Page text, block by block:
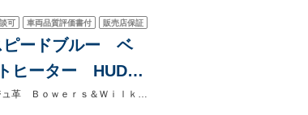
可 車両品質評価書付 販売店保証
ピードブルー ベ
ヒーター HUD
イール 電動トラ
～輸入車で人生に彩りを。拘りの輸入車をご提供致します～ソニックスピードブルー ベージュ革 Ｂｏｗｅｒｓ＆Ｗｉｌｋｉｎｓ ベンチレーション シートヒーター